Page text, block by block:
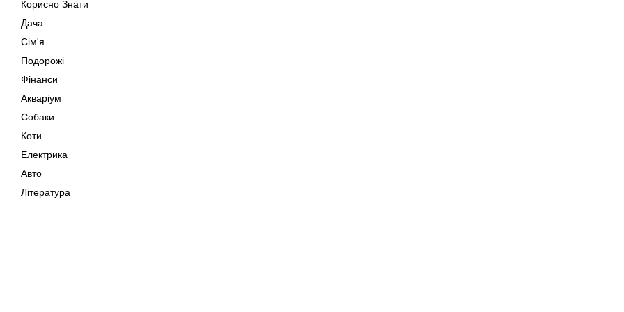
Корисно Знати
Дача
Сім'я
Подорожі
Фінанси
Акваріум
Собаки
Коти
Електрика
Авто
Література
Музика